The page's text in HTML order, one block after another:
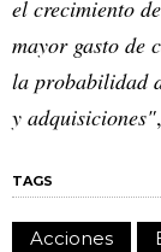
el crecimiento
mayor gasto de
la probabilidad
y adquisiciones"
TAGS
Acciones